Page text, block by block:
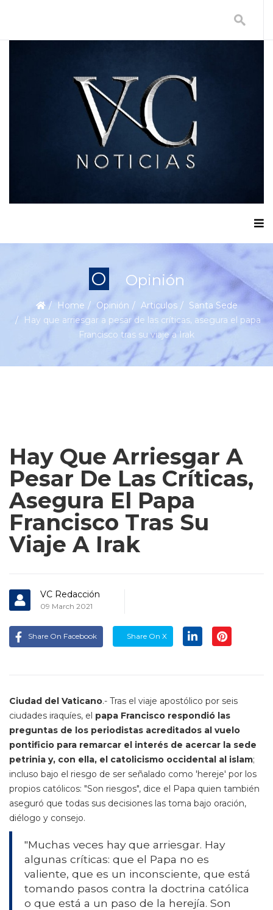
O Opinión
Home Opinión Articulos
Santa Sede
Hay que arriesgar a pesar de las críticas, asegura el papa
Francisco tras su viaje a Irak
Hay Que Arriesgar A
Pesar De Las Críticas,
Asegura El Papa
Francisco Tras Su
Viaje A Irak
VC Redacción
09 March 2021
Share On Facebook Share On X
Ciudad del Vaticano.- Tras el viaje apostólico por seis
ciudades iraquíes, el papa Francisco respondió las
preguntas de los periodistas acreditados al vuelo
pontificio para remarcar el interés de acercar la sede
petrinia y, con ella, el catolicismo occidental al islam;
incluso bajo el riesgo de ser señalado como 'hereje' por los
propios católicos: "Son riesgos", dice el Papa quien también
aseguró que todas sus decisiones las toma bajo oración,
diélogo y consejo.
"Muchas veces hay que arriesgar. Hay
algunas críticas: que el Papa no es
valiente, que es un inconsciente, que está
tomando pasos contra la doctrina católica
o que está a un paso de la herejía. Son